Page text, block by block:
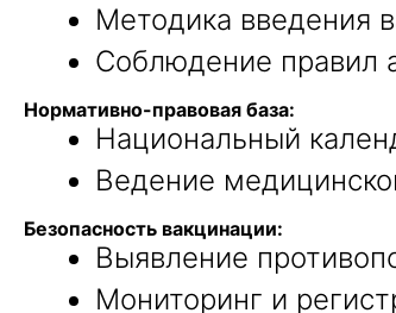
Методика введения
Соблюдение правил
Нормативно-правовая база:
Национальный
Ведение
Безопасность вакцинации:
Выявление
Мониторинг и